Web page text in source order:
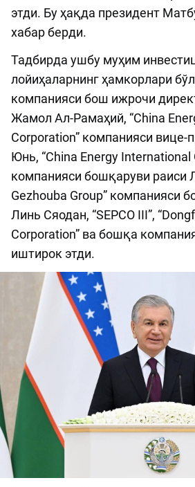
этди. Бу ҳақда президент
хабар берди.
Тадбирда ушбу муҳим
лойиҳаларнинг ҳамкорлари
компанияси бош ижрочи
Жамол Ал-Рамаҳий, “China
Corporation” компанияси вице-
Юнь, “China Energy International
компанияси бошқаруви раиси
Gezhouba Group” компанияси
Линь Сяодан, “SEPCO III”,
Corporation” ва бошқа
иштирок этди.